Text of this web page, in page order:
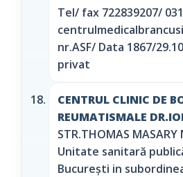
Tel/ fax 722839207/
nr.ASF/ Data 1867/
privat
CENTRUL CLINIC DE
REUMATISMALE
STR.THOMAS MASARY
Unitate sanitară
București in